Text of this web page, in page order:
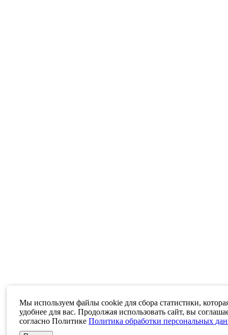
Мы используем файлы cookie для сбора статистики,
удобнее для вас. Продолжая использовать сайт, вы
согласно ПолитикеПолитика обработки персональных